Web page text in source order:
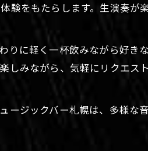
験をもたらします。生演奏が
りに軽く一杯飲みながら好き
しみながら、気軽にリクエス
ージックバー札幌は、多様な